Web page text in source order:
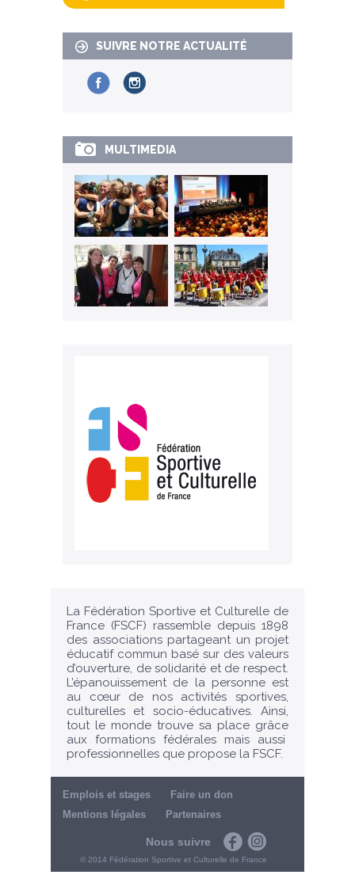
SUIVRE NOTRE ACTUALITÉ
MULTIMEDIA
La Fédération Sportive et Culturelle de
France (FSCF) rassemble depuis 1898
des associations partageant un projet
éducatif commun basé sur des valeurs
d’ouverture, de solidarité et de respect.
L’épanouissement de la personne est
au cœur de nos activités sportives,
culturelles et socio-éducatives. Ainsi,
tout le monde trouve sa place grâce
aux formations fédérales mais aussi
professionnelles que propose la FSCF.
Emplois et stages
Faire un don
Mentions légales
Partenaires
Nous suivre
FacebookInstagram
© 2014 Fédération Sportive et Culturelle de France